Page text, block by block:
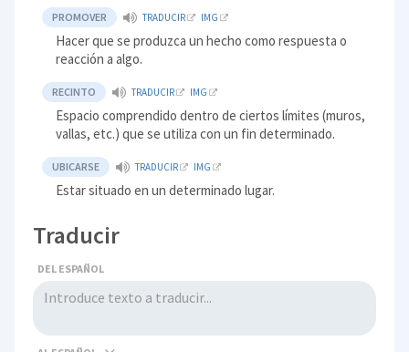
PROMOVER TRADUCIR IMG
Hacer que se produzca un hecho como respuesta o
reacción a algo.
RECINTO TRADUCIR IMG
Espacio comprendido dentro de ciertos límites (muros,
vallas, etc.) que se utiliza con un fin determinado.
UBICARSE TRADUCIR IMG
Estar situado en un determinado lugar.
Traducir
DEL ESPAÑOL